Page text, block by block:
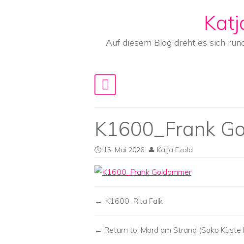
Auf diesem Blog dreht es sich
Main Navigation
K1600_Frank
15. Mai 2026 Katja Ezold
K1600_Rita Falk
Return to: Mord am Strand (Soko